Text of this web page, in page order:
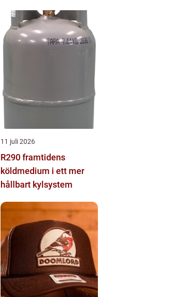
11 juli 2026
R290 framtidens
köldmedium i ett mer
hållbart kylsystem